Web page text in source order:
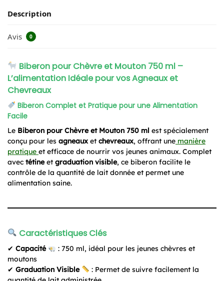
Description
Avis 0
Biberon pour Chèvre et Mouton 750 ml –
L’alimentation Idéale pour vos Agneaux et
Chevreaux
Biberon Complet et Pratique pour une Alimentation
Facile
Le Biberon pour Chèvre et Mouton 750 ml est spécialement
conçu pour les agneauxet chevreaux, offrant une manière
pratique et efficace de nourrir vos jeunes animaux. Complet
avec tétineet graduation visible, ce biberon facilite le
contrôle de la quantité de lait donnée et permet une
alimentation saine.
Caractéristiques Clés
✔ Capacité
: 750 ml, idéal pour les jeunes chèvres et
moutons
✔ Graduation Visible
: Permet de suivre facilement la